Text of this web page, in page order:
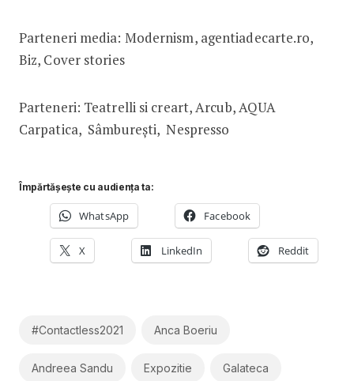
Parteneri media: Modernism, agentiadecarte.ro,
Biz, Cover stories
Parteneri: Teatrelli si creart, Arcub, AQUA
Carpatica, Sâmbureşti, Nespresso
Împărtășește cu audiența ta:
WhatsApp Facebook
X LinkedIn Reddit
#contactless2021 Anca Boeriu
Andreea Sandu Expozitie Galateca